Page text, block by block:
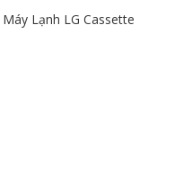
Máy Lạnh LG Cassette